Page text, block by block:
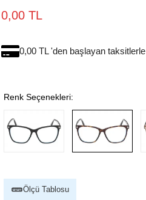
0,00 TL
0,00 TL 'den başlayan taksitlerle
Renk Seçenekleri:
Ölçü Tablosu